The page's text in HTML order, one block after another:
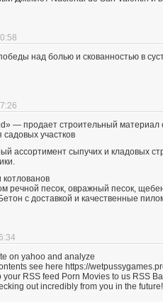
над болью и скованностью в
— продает строительный материал
участков
ассортимент сыпучих и кладовых
речной песок, овражный песок,
с доставкой и качественные
on yahoo and analyze
see here https://
RSS feed Porn Movies to us RSS
out incredibly from you in the future!